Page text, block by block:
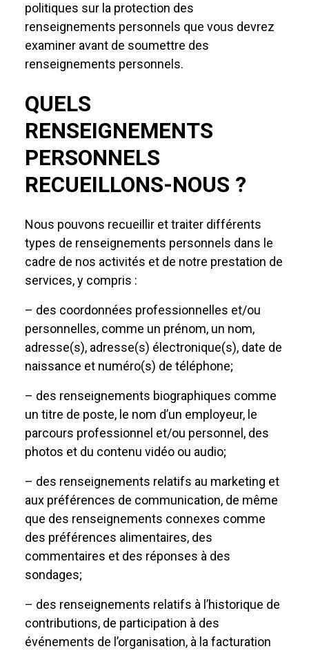
politiques sur la protection des
renseignements personnels que vous devrez
examiner avant de soumettre des
renseignements personnels.
QUELS
RENSEIGNEMENTS
PERSONNELS
RECUEILLONS-NOUS ?
Nous pouvons recueillir et traiter différents
types de renseignements personnels dans le
cadre de nos activités et de notre prestation de
services, y compris :
– des coordonnées professionnelles et/ou
personnelles, comme un prénom, un nom,
adresse(s), adresse(s) électronique(s), date de
naissance et numéro(s) de téléphone;
– des renseignements biographiques comme
un titre de poste, le nom d’un employeur, le
parcours professionnel et/ou personnel, des
photos et du contenu vidéo ou audio;
– des renseignements relatifs au marketing et
aux préférences de communication, de même
que des renseignements connexes comme
des préférences alimentaires, des
commentaires et des réponses à des
sondages;
– des renseignements relatifs à l’historique de
contributions, de participation à des
événements de l’organisation, à la facturation